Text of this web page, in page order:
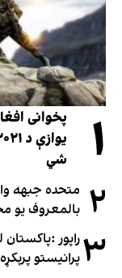
۱
پخوانی
شي
۲ متحده جبهه
بالمعروف یو
۳راپور
پرانیستو